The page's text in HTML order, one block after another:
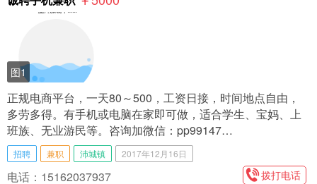
图1
正规电商平台，一天80～500，工资日接，时间地点自由，
多劳多得。有手机或电脑在家即可做，适合学生、宝妈、上
班族、无业游民等。咨询加微信：pp99147…
招聘 兼职 沛城镇 2017年12月16日
电话：15162037937 拨打电话